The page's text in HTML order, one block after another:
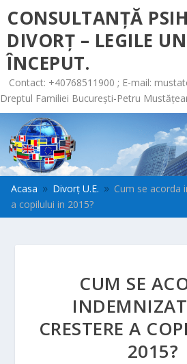
CONSULTANȚĂ
DIVORȚ – LEGILE
ÎNCEPUT.
Contact: +40768511900 ; E-mail:
Dreptul Familiei București-Petru
Acasa 9 Divorț U.E. 9 Cum se acorda
a copilului in 2015?
CUM SE
CRESTERE A
2015?